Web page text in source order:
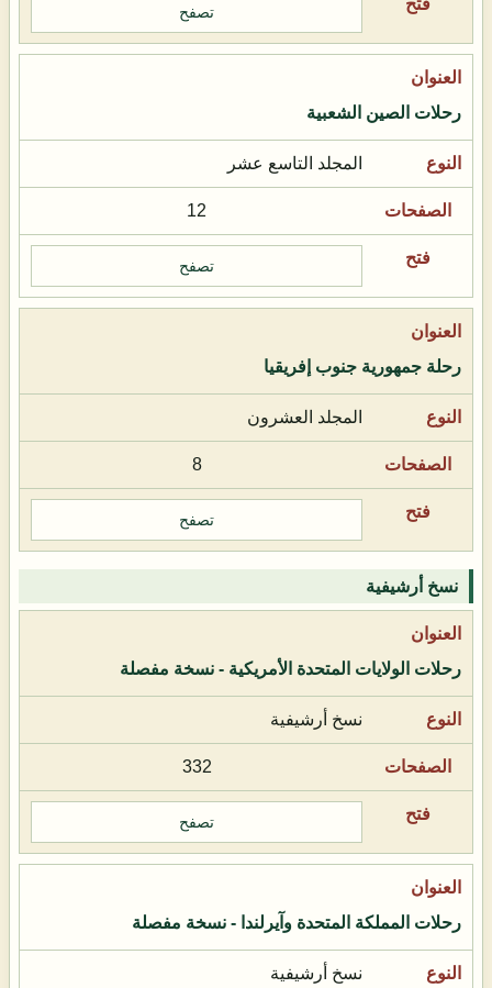
تصفح
رحلات الصين الشعبية
المجلد التاسع عشر
12
تصفح
رحلة جمهورية جنوب إفريقيا
المجلد العشرون
8
تصفح
نسخ أرشيفية
رحلات الولايات المتحدة الأمريكية - نسخة مفصلة
نسخ أرشيفية
332
تصفح
رحلات المملكة المتحدة وآيرلندا - نسخة مفصلة
نسخ أرشيفية